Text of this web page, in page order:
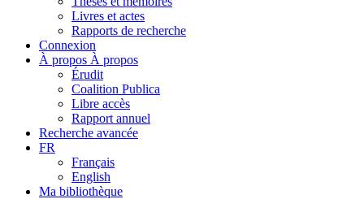
Livres et actes
Rapports de recherche
Connexion
À propos À propos
Érudit
Coalition Publica
Libre accès
Rapport annuel
Recherche avancée
FR
Français
English
Ma bibliothèque